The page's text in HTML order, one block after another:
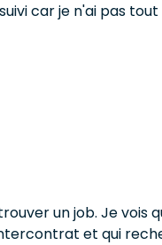
car je n'ai pas
un job. Je vois
et qui